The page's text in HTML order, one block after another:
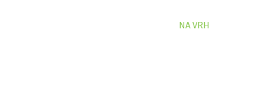
NA VRH